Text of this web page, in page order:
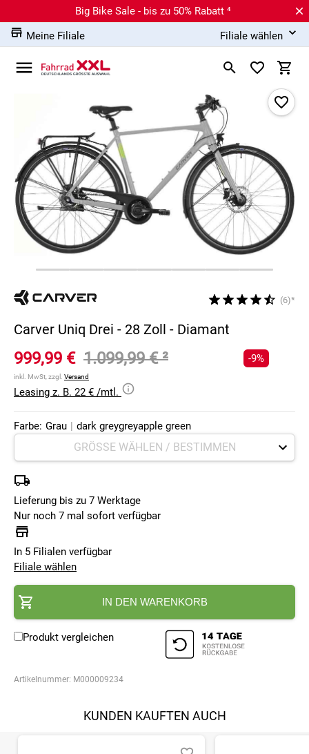
Big Bike Sale - bis zu 50% Rabatt ⁴
Meine Filiale
Filiale wählen
(6)*
Carver Uniq Drei - 28 Zoll - Diamant
999,99 € 1.099,99 €²
inkl. MwSt, zzgl. Versand
-9%
Leasing z. B. 22 € /mtl.
Farbe: Grau | dark greygreyapple green
Lieferung bis zu 7 Werktage
Nur noch 7 mal sofort verfügbar
In 5 Filialen verfügbar
Filiale wählen
IN DEN WARENKORB
Produkt vergleichen
Artikelnummer: M000009234
KUNDEN KAUFTEN AUCH